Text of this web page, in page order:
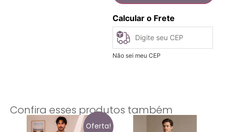
Calcular o Frete
Não sei meu CEP
Confira esses produtos também
Oferta!